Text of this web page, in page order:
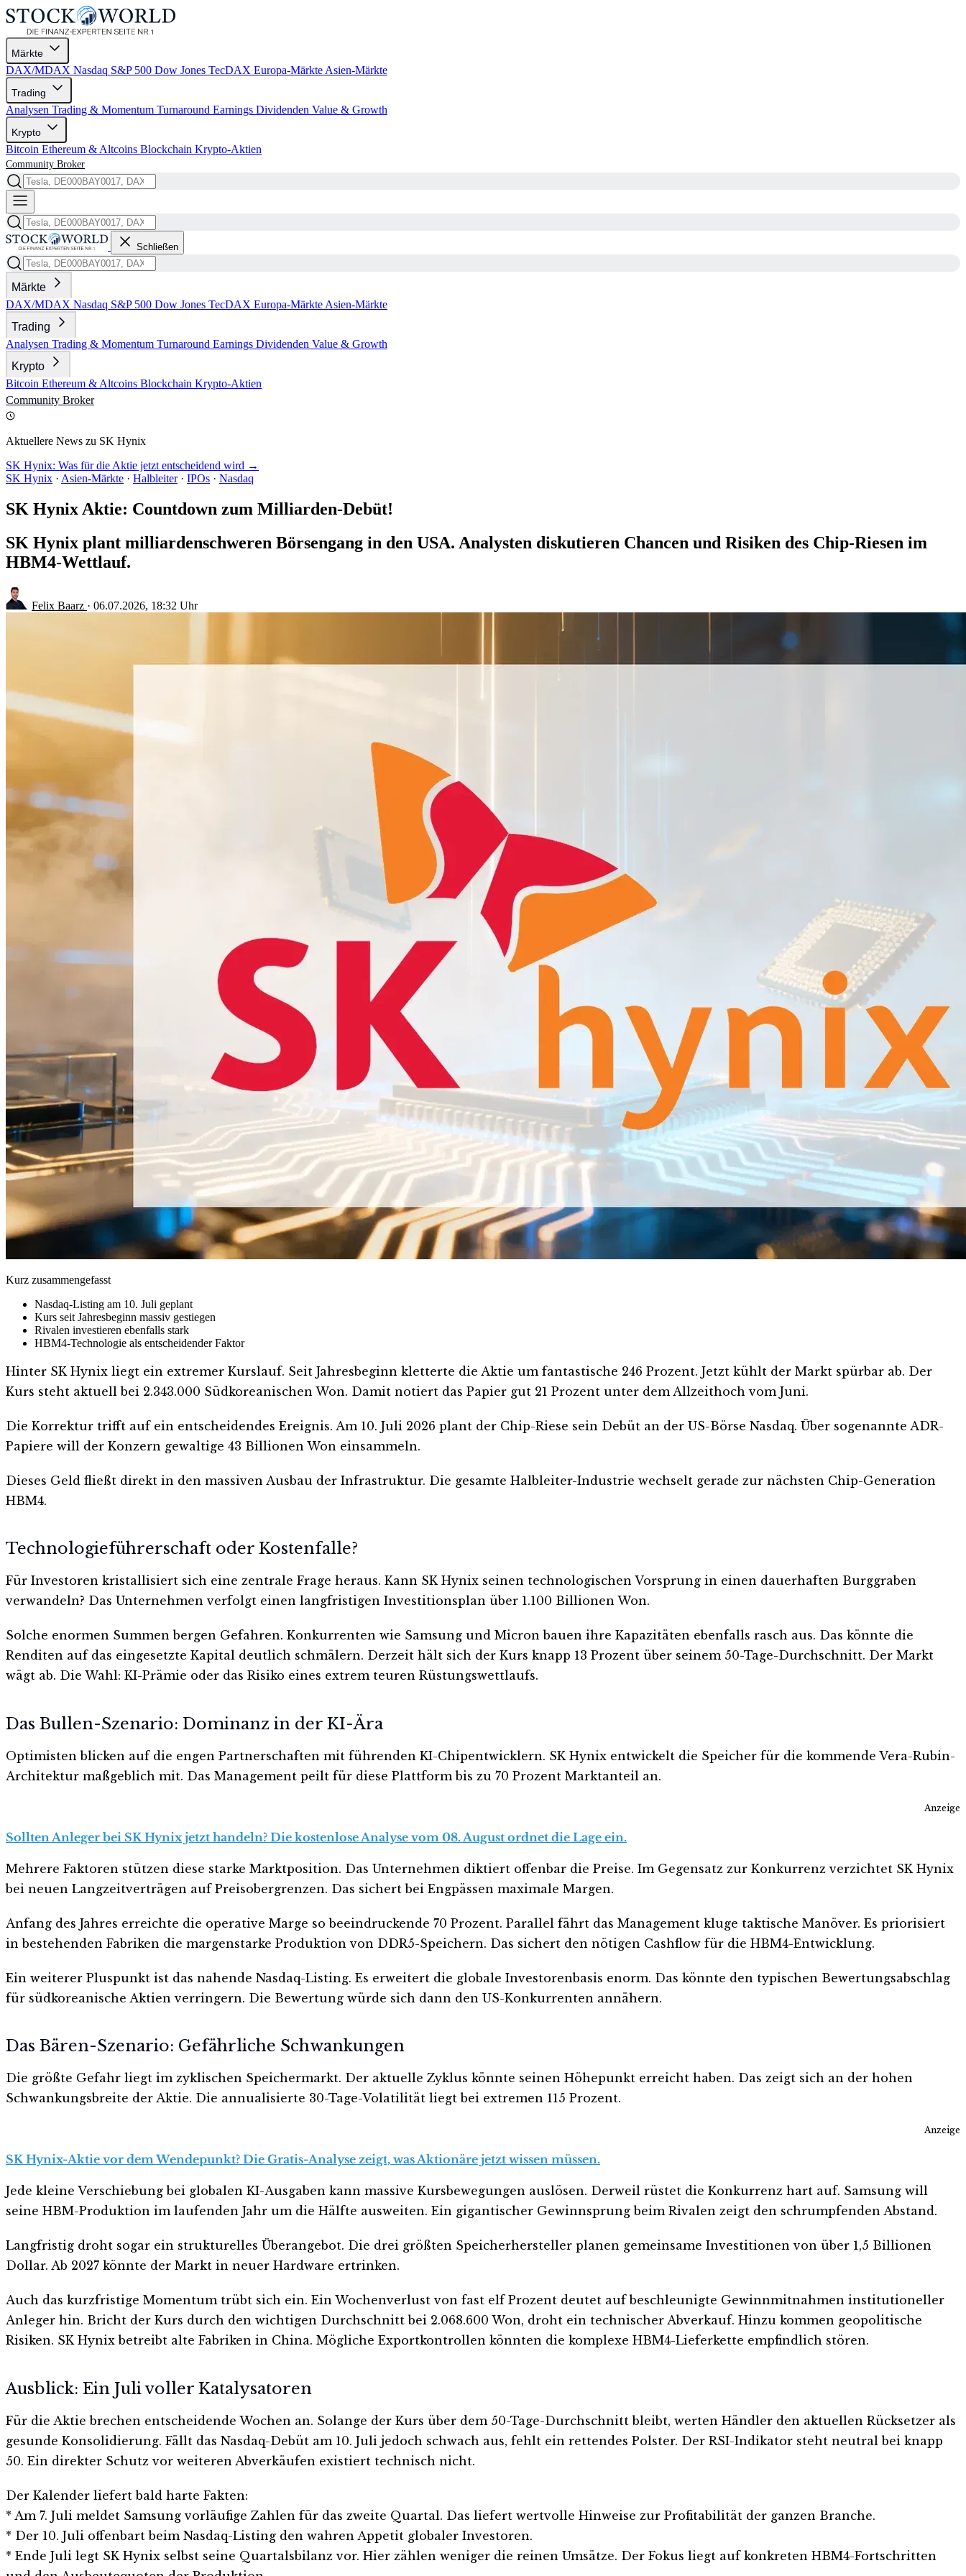
Märkte
DAX/MDAX Nasdaq S&P 500 Dow Jones TecDAX Europa-Märkte Asien-Märkte
Trading
Analysen Trading & Momentum Turnaround Earnings Dividenden Value & Growth
Krypto
Bitcoin Ethereum & Altcoins Blockchain Krypto-Aktien
Community Broker
Schließen
Märkte
DAX/MDAX Nasdaq S&P 500 Dow Jones TecDAX Europa-Märkte Asien-Märkte
Trading
Analysen Trading & Momentum Turnaround Earnings Dividenden Value & Growth
Krypto
Bitcoin Ethereum & Altcoins Blockchain Krypto-Aktien
Community Broker
Aktuellere News zu SK Hynix
SK Hynix: Was für die Aktie jetzt entscheidend wird →
SK Hynix · Asien-Märkte · Halbleiter · IPOs · Nasdaq
SK Hynix Aktie: Countdown zum Milliarden-Debüt!
SK Hynix plant milliardenschweren Börsengang in den USA. Analysten diskutieren Chancen und Risiken des Chip-Riesen im
HBM4-Wettlauf.
Felix Baarz · 06.07.2026, 18:32 Uhr
Kurz zusammengefasst
Nasdaq-Listing am 10. Juli geplant
Kurs seit Jahresbeginn massiv gestiegen
Rivalen investieren ebenfalls stark
HBM4-Technologie als entscheidender Faktor
Hinter SK Hynix liegt ein extremer Kurslauf. Seit Jahresbeginn kletterte die Aktie um fantastische 246 Prozent. Jetzt kühlt der Markt spürbar ab. Der
Kurs steht aktuell bei 2.343.000 Südkoreanischen Won. Damit notiert das Papier gut 21 Prozent unter dem Allzeithoch vom Juni.
Die Korrektur trifft auf ein entscheidendes Ereignis. Am 10. Juli 2026 plant der Chip-Riese sein Debüt an der US-Börse Nasdaq. Über sogenannte ADR-
Papiere will der Konzern gewaltige 43 Billionen Won einsammeln.
Dieses Geld fließt direkt in den massiven Ausbau der Infrastruktur. Die gesamte Halbleiter-Industrie wechselt gerade zur nächsten Chip-Generation
HBM4.
Technologieführerschaft oder Kostenfalle?
Für Investoren kristallisiert sich eine zentrale Frage heraus. Kann SK Hynix seinen technologischen Vorsprung in einen dauerhaften Burggraben
verwandeln? Das Unternehmen verfolgt einen langfristigen Investitionsplan über 1.100 Billionen Won.
Solche enormen Summen bergen Gefahren. Konkurrenten wie Samsung und Micron bauen ihre Kapazitäten ebenfalls rasch aus. Das könnte die
Renditen auf das eingesetzte Kapital deutlich schmälern. Derzeit hält sich der Kurs knapp 13 Prozent über seinem 50-Tage-Durchschnitt. Der Markt
wägt ab. Die Wahl: KI-Prämie oder das Risiko eines extrem teuren Rüstungswettlaufs.
Das Bullen-Szenario: Dominanz in der KI-Ära
Optimisten blicken auf die engen Partnerschaften mit führenden KI-Chipentwicklern. SK Hynix entwickelt die Speicher für die kommende Vera-Rubin-
Architektur maßgeblich mit. Das Management peilt für diese Plattform bis zu 70 Prozent Marktanteil an.
Anzeige
Sollten Anleger bei SK Hynix jetzt handeln? Die kostenlose Analyse vom 08. August ordnet die Lage ein.
Mehrere Faktoren stützen diese starke Marktposition. Das Unternehmen diktiert offenbar die Preise. Im Gegensatz zur Konkurrenz verzichtet SK Hynix
bei neuen Langzeitverträgen auf Preisobergrenzen. Das sichert bei Engpässen maximale Margen.
Anfang des Jahres erreichte die operative Marge so beeindruckende 70 Prozent. Parallel fährt das Management kluge taktische Manöver. Es priorisiert
in bestehenden Fabriken die margenstarke Produktion von DDR5-Speichern. Das sichert den nötigen Cashflow für die HBM4-Entwicklung.
Ein weiterer Pluspunkt ist das nahende Nasdaq-Listing. Es erweitert die globale Investorenbasis enorm. Das könnte den typischen Bewertungsabschlag
für südkoreanische Aktien verringern. Die Bewertung würde sich dann den US-Konkurrenten annähern.
Das Bären-Szenario: Gefährliche Schwankungen
Die größte Gefahr liegt im zyklischen Speichermarkt. Der aktuelle Zyklus könnte seinen Höhepunkt erreicht haben. Das zeigt sich an der hohen
Schwankungsbreite der Aktie. Die annualisierte 30-Tage-Volatilität liegt bei extremen 115 Prozent.
Anzeige
SK Hynix-Aktie vor dem Wendepunkt? Die Gratis-Analyse zeigt, was Aktionäre jetzt wissen müssen.
Jede kleine Verschiebung bei globalen KI-Ausgaben kann massive Kursbewegungen auslösen. Derweil rüstet die Konkurrenz hart auf. Samsung will
seine HBM-Produktion im laufenden Jahr um die Hälfte ausweiten. Ein gigantischer Gewinnsprung beim Rivalen zeigt den schrumpfenden Abstand.
Langfristig droht sogar ein strukturelles Überangebot. Die drei größten Speicherhersteller planen gemeinsame Investitionen von über 1,5 Billionen
Dollar. Ab 2027 könnte der Markt in neuer Hardware ertrinken.
Auch das kurzfristige Momentum trübt sich ein. Ein Wochenverlust von fast elf Prozent deutet auf beschleunigte Gewinnmitnahmen institutioneller
Anleger hin. Bricht der Kurs durch den wichtigen Durchschnitt bei 2.068.600 Won, droht ein technischer Abverkauf. Hinzu kommen geopolitische
Risiken. SK Hynix betreibt alte Fabriken in China. Mögliche Exportkontrollen könnten die komplexe HBM4-Lieferkette empfindlich stören.
Ausblick: Ein Juli voller Katalysatoren
Für die Aktie brechen entscheidende Wochen an. Solange der Kurs über dem 50-Tage-Durchschnitt bleibt, werten Händler den aktuellen Rücksetzer als
gesunde Konsolidierung. Fällt das Nasdaq-Debüt am 10. Juli jedoch schwach aus, fehlt ein rettendes Polster. Der RSI-Indikator steht neutral bei knapp
50. Ein direkter Schutz vor weiteren Abverkäufen existiert technisch nicht.
Der Kalender liefert bald harte Fakten:
* Am 7. Juli meldet Samsung vorläufige Zahlen für das zweite Quartal. Das liefert wertvolle Hinweise zur Profitabilität der ganzen Branche.
* Der 10. Juli offenbart beim Nasdaq-Listing den wahren Appetit globaler Investoren.
* Ende Juli legt SK Hynix selbst seine Quartalsbilanz vor. Hier zählen weniger die reinen Umsätze. Der Fokus liegt auf konkreten HBM4-Fortschritten